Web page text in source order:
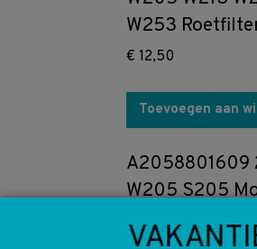
W253
€ 12,50
Toevoegen aan
A2058801609
W205 S205